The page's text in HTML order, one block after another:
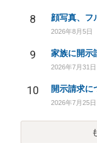
8
2026年8月5日
9
2026年7月31日
10
2026年7月25日